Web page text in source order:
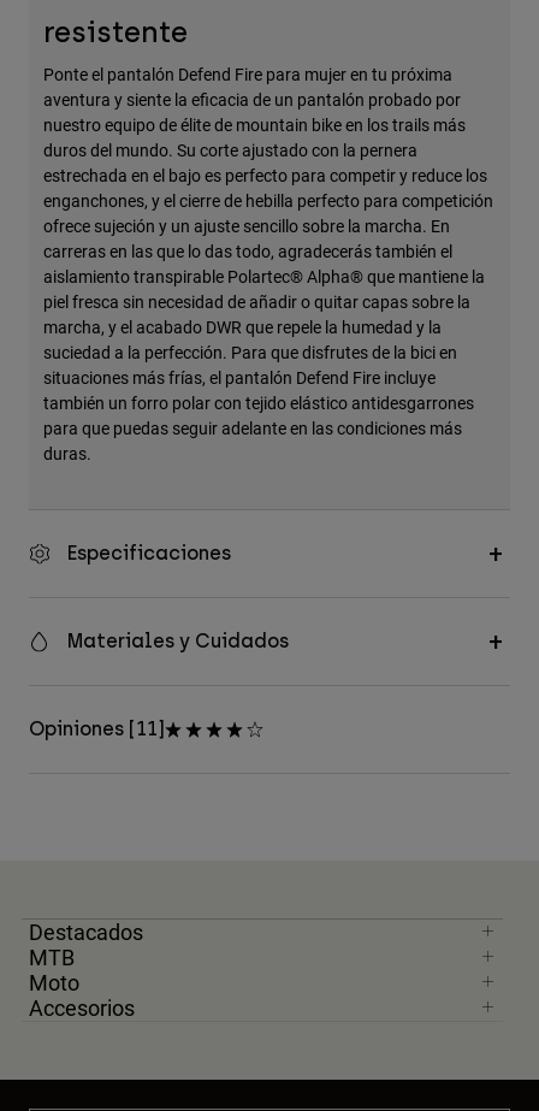
Accesorios
Ver Todo
Bolsas y Mochilas
Gorras y Gorros
Ver todo
resistente
Ponte el pantalón Defend Fire para mujer en tu próxima
aventura y siente la eficacia de un pantalón probado por
nuestro equipo de élite de mountain bike en los trails más
duros del mundo. Su corte ajustado con la pernera
estrechada en el bajo es perfecto para competir y reduce los
enganchones, y el cierre de hebilla perfecto para competición
ofrece sujeción y un ajuste sencillo sobre la marcha. En
carreras en las que lo das todo, agradecerás también el
aislamiento transpirable Polartec® Alpha® que mantiene la
piel fresca sin necesidad de añadir o quitar capas sobre la
marcha, y el acabado DWR que repele la humedad y la
suciedad a la perfección. Para que disfrutes de la bici en
situaciones más frías, el pantalón Defend Fire incluye
también un forro polar con tejido elástico antidesgarrones
para que puedas seguir adelante en las condiciones más
duras.
Especificaciones
Materiales y Cuidados
Opiniones [11]
Destacados
MTB
Moto
Accesorios